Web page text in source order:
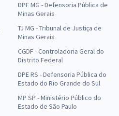
- Consultor Legislativo - Área: Meio
Opção de Espanhol)
à vista
R$33,33
R$ 99,98 (-20%)
DPE MG - Defensoria Pública de
Minas Gerais
TJ MG - Tribunal de Justiça de
Minas Gerais
CGDF - Controladoria Geral do
Distrito Federal
DPE RS - Defensoria Pública do
Estado do Rio Grande do Sul
MP SP - Ministério Público do
Estado de São Paulo